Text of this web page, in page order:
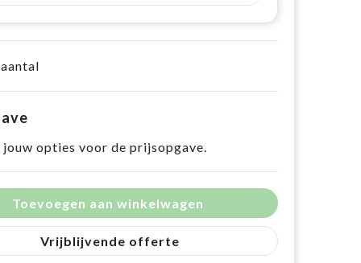
jouw opties voor de prijsopgave.
Toevoegen aan winkelwagen
Vrijblijvende offerte